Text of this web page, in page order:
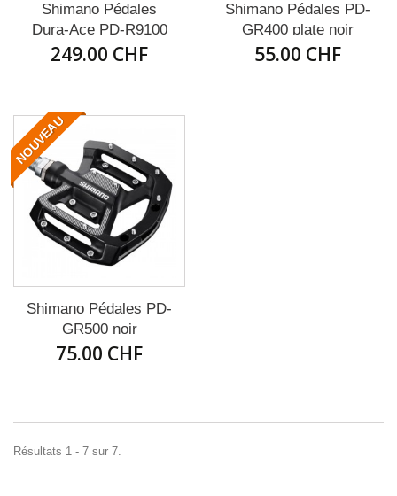
Shimano Pédales
Dura-Ace PD-R9100
avec...
249.00 CHF
Shimano Pédales PD-
GR400 plate noir
55.00 CHF
NOUVEAU
Shimano Pédales PD-
GR500 noir
75.00 CHF
Résultats 1 - 7 sur 7.